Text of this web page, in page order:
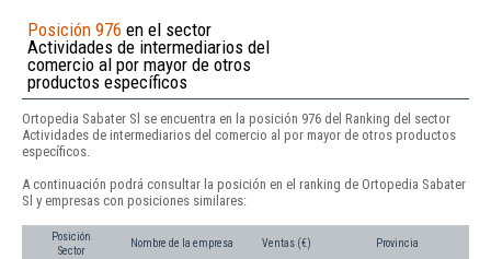
Posición 976 en el sector
Actividades de intermediarios del
comercio al por mayor de otros
productos específicos
Ortopedia Sabater Sl se encuentra en la posición 976 del Ranking del sector
Actividades de intermediarios del comercio al por mayor de otros productos
específicos.
A continuación podrá consultar la posición en el ranking de Ortopedia Sabater
Sl y empresas con posiciones similares:
Posición
Sector
Nombre de la empresa Ventas (€) Provincia